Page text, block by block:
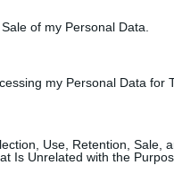
of my Personal Data.
my Personal Data for
Use, Retention, Sale,
Is Unrelated with the